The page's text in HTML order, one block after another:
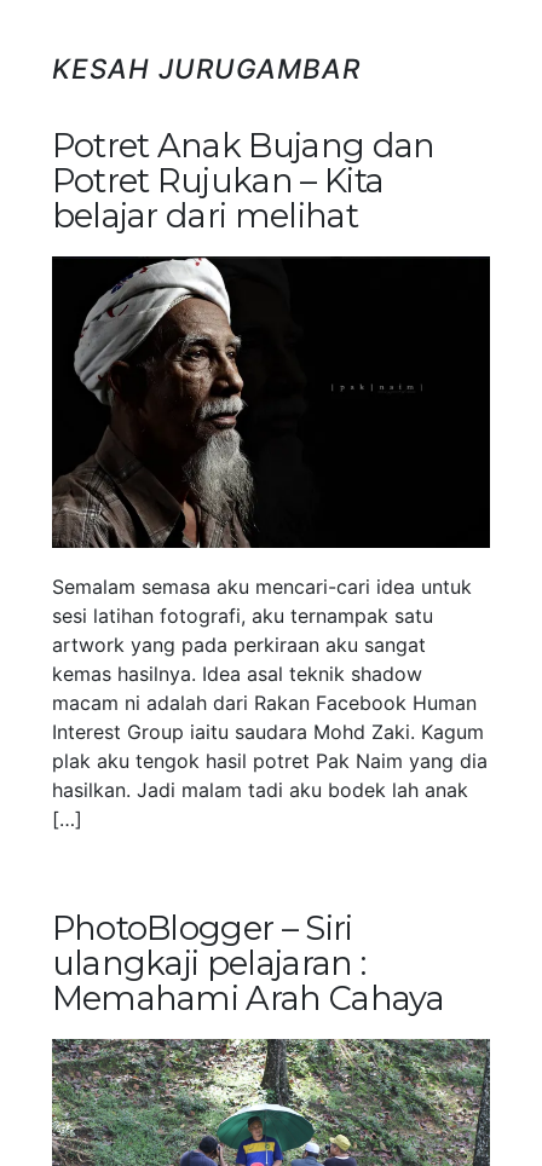
KESAH JURUGAMBAR
Potret Anak Bujang dan
Potret Rujukan – Kita
belajar dari melihat
Semalam semasa aku mencari-cari idea untuk
sesi latihan fotografi, aku ternampak satu
artwork yang pada perkiraan aku sangat
kemas hasilnya. Idea asal teknik shadow
macam ni adalah dari Rakan Facebook Human
Interest Group iaitu saudara Mohd Zaki. Kagum
plak aku tengok hasil potret Pak Naim yang dia
hasilkan. Jadi malam tadi aku bodek lah anak
[…]
PhotoBlogger – Siri
ulangkaji pelajaran :
Memahami Arah Cahaya